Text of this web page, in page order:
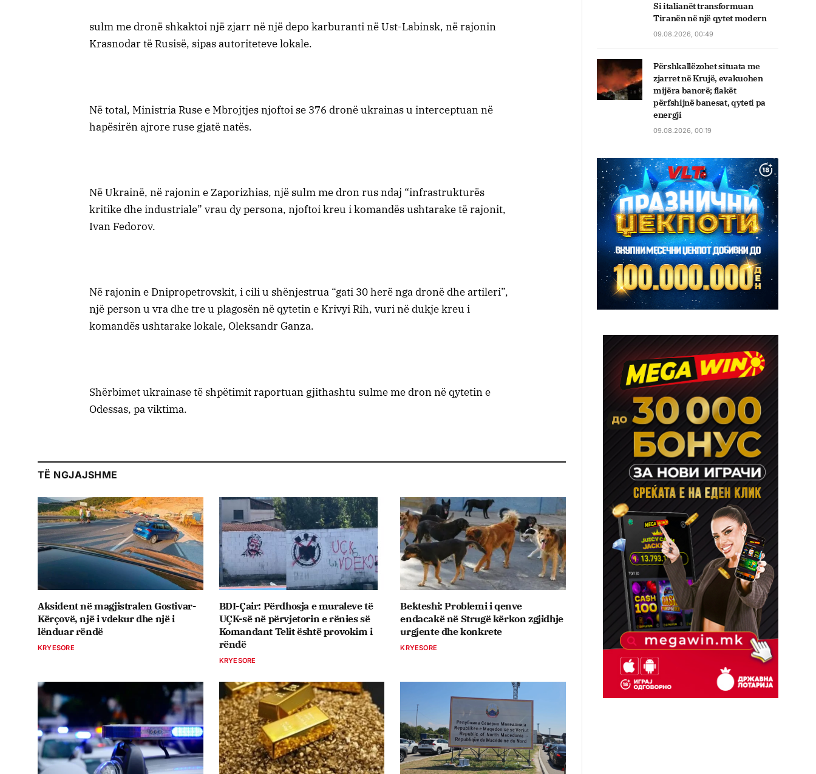
sulm me dronë shkaktoi një zjarr në një depo karburanti në Ust-Labinsk, në rajonin
Krasnodar të Rusisë, sipas autoriteteve lokale.
Në total, Ministria Ruse e Mbrojtjes njoftoi se 376 dronë ukrainas u interceptuan në
hapësirën ajrore ruse gjatë natës.
Në Ukrainë, në rajonin e Zaporizhias, një sulm me dron rus ndaj “infrastrukturës
kritike dhe industriale” vrau dy persona, njoftoi kreu i komandës ushtarake të rajonit,
Ivan Fedorov.
Në rajonin e Dnipropetrovskit, i cili u shënjestrua “gati 30 herë nga dronë dhe artileri”,
një person u vra dhe tre u plagosën në qytetin e Krivyi Rih, vuri në dukje kreu i
komandës ushtarake lokale, Oleksandr Ganza.
Shërbimet ukrainase të shpëtimit raportuan gjithashtu sulme me dron në qytetin e
Odessas, pa viktima.
TË NGJAJSHME
Aksident në magjistralen Gostivar-
Kërçovë, një i vdekur dhe një i
lënduar rëndë
KRYESORE
BDI-Çair: Përdhosja e muraleve të
UÇK-së në përvjetorin e rënies së
Komandant Telit është provokim i
rëndë
KRYESORE
Bekteshi: Problemi i qenve
endacakë në Strugë kërkon zgjidhje
urgjente dhe konkrete
KRYESORE
Si italianët transformuan
Tiranën në një qytet modern
09.08.2026, 00:49
Përshkallëzohet situata me
zjarret në Krujë, evakuohen
mijëra banorë; flakët
përfshijnë banesat, qyteti pa
energji
09.08.2026, 00:19